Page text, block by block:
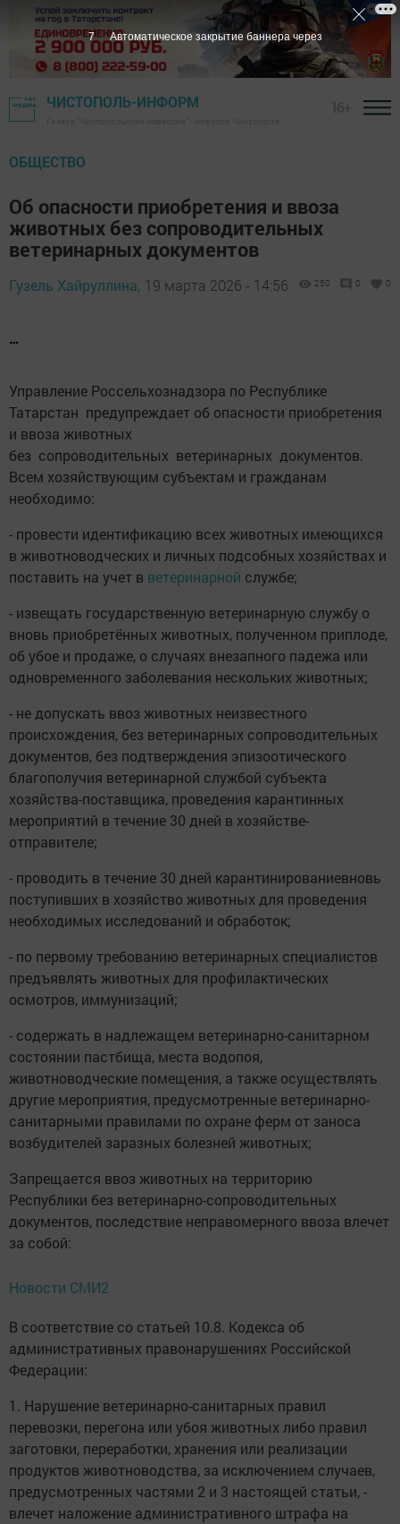
ЧИСТОПОЛЬ-ИНФОРМ
ОБЩЕСТВО
Об опасности приобретения и ввоза
животных без сопроводительных
ветеринарных документов
Гузель Хайруллина, 19 марта 2026 - 14:56 250 0 0
…
Управление Россельхознадзора по Республике
Татарстан предупреждает об опасности приобретения
и ввоза животных
без сопроводительных ветеринарных документов.
Всем хозяйствующим субъектам и гражданам
необходимо:
- провести идентификацию всех животных имеющихся
в животноводческих и личных подсобных хозяйствах и
поставить на учет в ветеринарной службе;
- извещать государственную ветеринарную службу о
вновь приобретённых животных, полученном приплоде,
об убое и продаже, о случаях внезапного падежа или
одновременного заболевания нескольких животных;
- не допускать ввоз животных неизвестного
происхождения, без ветеринарных сопроводительных
документов, без подтверждения эпизоотического
благополучия ветеринарной службой субъекта
хозяйства-поставщика, проведения карантинных
мероприятий в течение 30 дней в хозяйстве-
отправителе;
- проводить в течение 30 дней карантинированиевновь
поступивших в хозяйство животных для проведения
необходимых исследований и обработок;
- по первому требованию ветеринарных специалистов
предъявлять животных для профилактических
осмотров, иммунизаций;
- содержать в надлежащем ветеринарно-санитарном
состоянии пастбища, места водопоя,
животноводческие помещения, а также осуществлять
другие мероприятия, предусмотренные ветеринарно-
санитарными правилами по охране ферм от заноса
возбудителей заразных болезней животных;
Запрещается ввоз животных на территорию
Республики без ветеринарно-сопроводительных
документов, последствие неправомерного ввоза влечет
за собой:
Новости СМИ2
В соответствие со статьей 10.8. Кодекса об
административных правонарушениях Российской
Федерации:
1. Нарушение ветеринарно-санитарных правил
перевозки, перегона или убоя животных либо правил
заготовки, переработки, хранения или реализации
продуктов животноводства, за исключением случаев,
предусмотренных частями 2 и 3 настоящей статьи, -
влечет наложение административного штрафа на
6 Автоматическое закрытие баннера через